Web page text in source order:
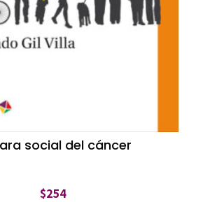
social del cáncer
$254